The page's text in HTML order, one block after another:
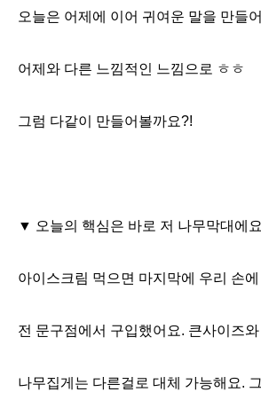
오늘은 어제에 이어 귀여운 말을 만들
어제와 다른 느낌적인 느낌으로 ㅎㅎ
그럼 다같이 만들어볼까요?!
▼ 오늘의 핵심은 바로 저 나무막대에
아이스크림 먹으면 마지막에 우리 손
전 문구점에서 구입했어요. 큰사이즈
나무집게는 다른걸로 대체 가능해요.